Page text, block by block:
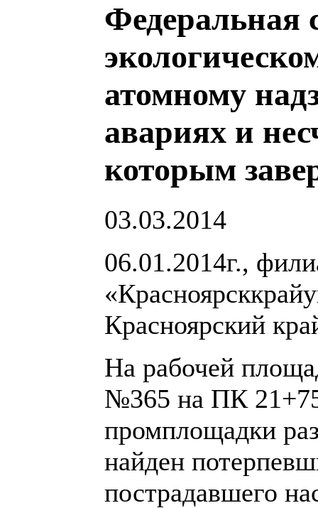
Федеральная
атомному
авариях и
которым
03.03.2014
06.01.2014г.,
Красноярский
На рабочей
№365 на ПК
промплощадки
найден
пострадавшего